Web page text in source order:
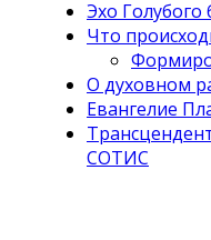
Эхо Голубого
Что
О духовном
Евангелие
СОТИС